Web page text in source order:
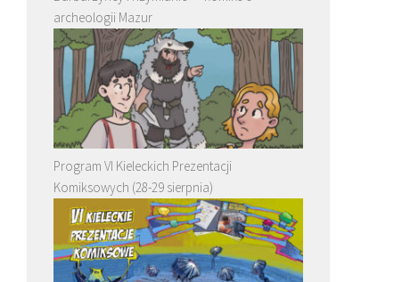
archeologii Mazur
Program VI Kieleckich Prezentacji
Komiksowych (28-29 sierpnia)